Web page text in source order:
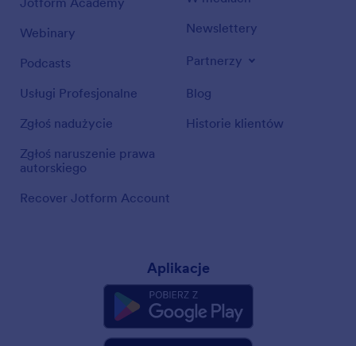
Webinary
Podcasts
Usługi Profesjonalne
Zgłoś nadużycie
Zgłoś naruszenie prawa
autorskiego
Recover Jotform Account
Newslettery
Partnerzy
Blog
Historie klientów
Aplikacje